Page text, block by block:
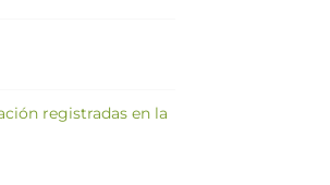
registradas en la